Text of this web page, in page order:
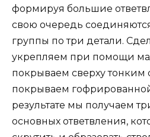
формируя большие
свою очередь
группы по три детали.
укрепляем при помощи
покрываем сверху тонким
покрываем
результате мы получаем
основных ответвления,